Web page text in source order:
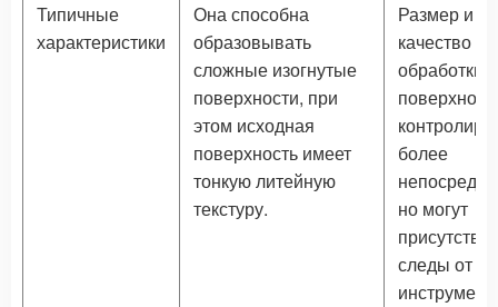
Типичные
характеристики
Она способна
образовывать
сложные изогнутые
поверхности, при
этом исходная
поверхность имеет
тонкую литейную
текстуру.
Размер и
качество
обработки
более
но могут
следы от